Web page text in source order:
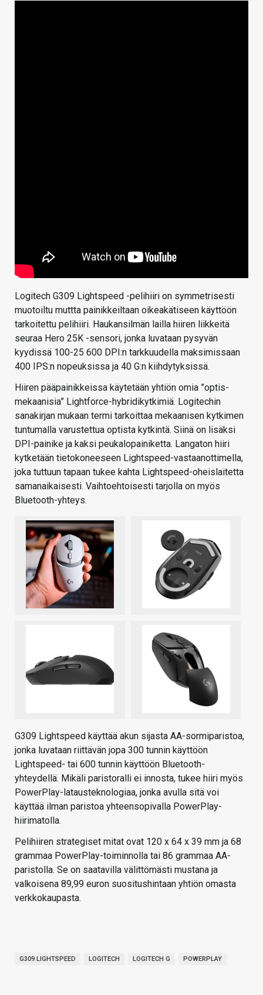
Logitech G309 Lightspeed -pelihiiri on symmetrisesti
muotoiltu muttta painikkeiltaan oikeakätiseen käyttöön
tarkoitettu pelihiiri. Haukansilmän lailla hiiren liikkeitä
seuraa Hero 25K -sensori, jonka luvataan pysyvän
kyydissä 100-25 600 DPI:n tarkkuudella maksimissaan
400 IPS:n nopeuksissa ja 40 G:n kiihdytyksissä.
Hiiren pääpainikkeissa käytetään yhtiön omia ”optis-
mekaanisia” Lightforce-hybridikytkimiä. Logitechin
sanakirjan mukaan termi tarkoittaa mekaanisen kytkimen
tuntumalla varustettua optista kytkintä. Siinä on lisäksi
DPI-painike ja kaksi peukalopainiketta. Langaton hiiri
kytketään tietokoneeseen Lightspeed-vastaanottimella,
joka tuttuun tapaan tukee kahta Lightspeed-oheislaitetta
samanaikaisesti. Vaihtoehtoisesti tarjolla on myös
Bluetooth-yhteys.
G309 Lightspeed käyttää akun sijasta AA-sormiparistoa,
jonka luvataan riittävän jopa 300 tunnin käyttöön
Lightspeed- tai 600 tunnin käyttöön Bluetooth-
yhteydellä. Mikäli paristoralli ei innosta, tukee hiiri myös
PowerPlay-latausteknologiaa, jonka avulla sitä voi
käyttää ilman paristoa yhteensopivalla PowerPlay-
hiirimatolla.
Pelihiiren strategiset mitat ovat 120 x 64 x 39 mm ja 68
grammaa PowerPlay-toiminnolla tai 86 grammaa AA-
paristolla. Se on saatavilla välittömästi mustana ja
valkoisena 89,99 euron suositushintaan yhtiön omasta
verkkokaupasta.
G309 LIGHTSPEED LOGITECH LOGITECH G POWERPLAY